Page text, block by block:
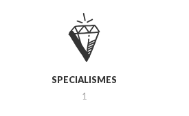
SPECIALISMES
1